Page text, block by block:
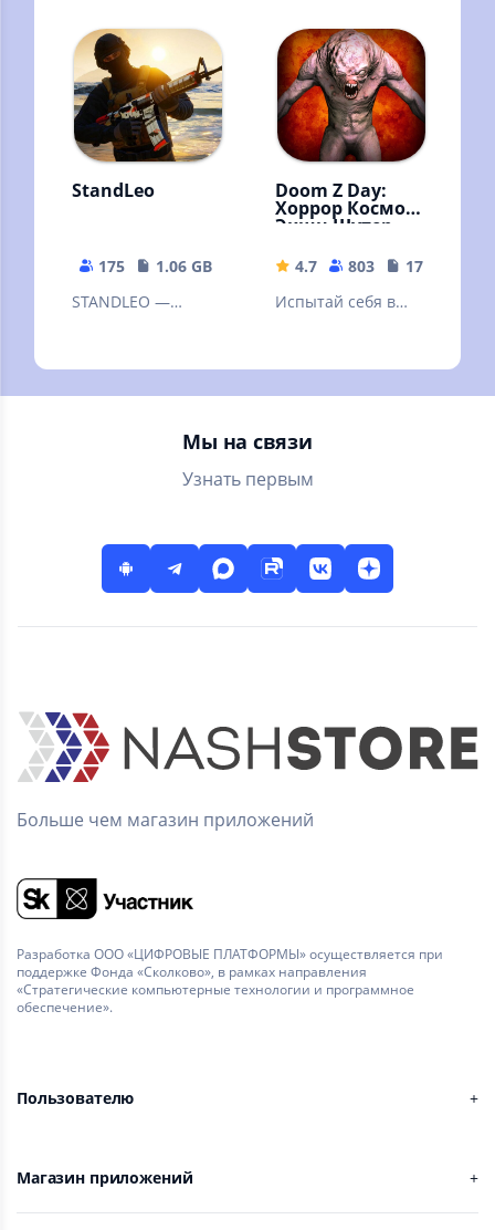
пространстве
StandLeo
175
1.06 GB
STANDLEO —
популярного
шутера Standoff 2,
Doom Z Day:
Хоррор Космо
Экшн Шутер
4.7 803
170.7 MB
Испытай себя в
стрелялке от 1
лица даже без
Мы на связи
Узнать первым
Больше чем магазин приложений
Разработка ООО «ЦИФРОВЫЕ ПЛАТФОРМЫ» осуществляется при
поддержке Фонда «Сколково», в рамках направления
«Стратегические компьютерные технологии и программное
обеспечение».
Пользователю
Магазин приложений